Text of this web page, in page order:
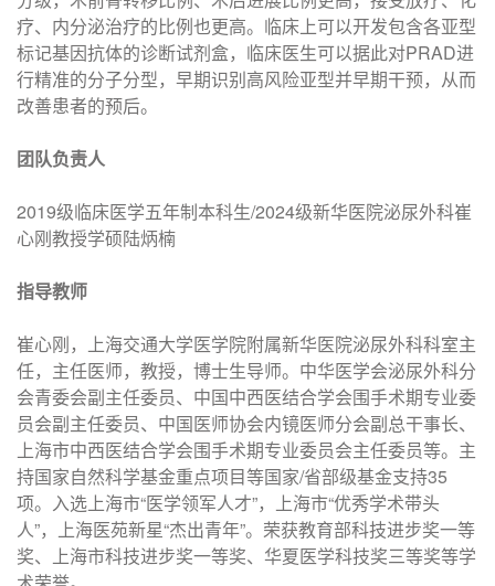
疗、内分泌治疗的比例也更高。临床上可以开发包含各亚型
标记基因抗体的诊断试剂盒，临床医生可以据此对PRAD进
行精准的分子分型，早期识别高风险亚型并早期干预，从而
改善患者的预后。
团队负责人
2019级临床医学五年制本科生/2024级新华医院泌尿外科崔
心刚教授学硕陆炳楠
指导教师
崔心刚，上海交通大学医学院附属新华医院泌尿外科科室主
任，主任医师，教授，博士生导师。中华医学会泌尿外科分
会青委会副主任委员、中国中西医结合学会围手术期专业委
员会副主任委员、中国医师协会内镜医师分会副总干事长、
上海市中西医结合学会围手术期专业委员会主任委员等。主
持国家自然科学基金重点项目等国家/省部级基金支持35
项。入选上海市“医学领军人才”，上海市“优秀学术带头
人”，上海医苑新星“杰出青年”。荣获教育部科技进步奖一等
奖、上海市科技进步奖一等奖、华夏医学科技奖三等奖等学